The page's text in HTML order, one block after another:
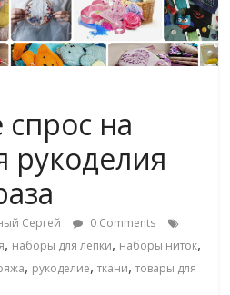
спрос на
рукоделия
Сергей
0 Comments
, наборы для лепки, наборы ниток,
, рукоделие,ткани,товары для